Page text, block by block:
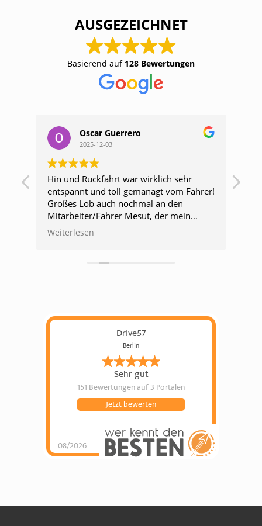
AUSGEZEICHNET
Basierend auf 128 Bewertungen
Oscar Guerrero
2025-12-03
Hin und Rückfahrt war wirklich sehr
entspannt und toll gemanagt vom Fahrer!
Großes Lob auch nochmal an den
Mitarbeiter/Fahrer Mesut, der mein
Handy, welches ich im Bus verloren
Kommunikation war top und alle super
Weiterlesen
Drive57
Berlin
Sehr gut
151 Bewertungenauf 3 Portalen
08/2026
Jetzt bewerten